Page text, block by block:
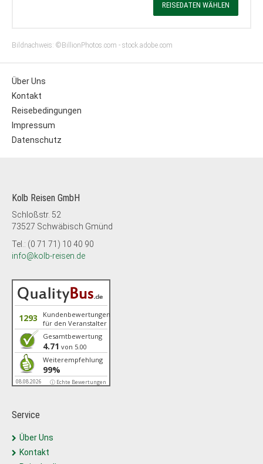
REISEDATEN WÄHLEN
Bildnachweis: ©BillionPhotos.com - stock.adobe.com
Über Uns
Kontakt
Reisebedingungen
Impressum
Datenschutz
Kolb Reisen GmbH
Schloßstr. 52
73527 Schwäbisch Gmünd
Tel.: (0 71 71) 10 40 90
info@kolb-reisen.de
1293
Kundenbewertungen
für den Veranstalter
Gesamtbewertung
4.71 von 5.00
Weiterempfehlung
99%
08.08.2026 ⓘ Echte Bewertungen
Service
Über Uns
Kontakt